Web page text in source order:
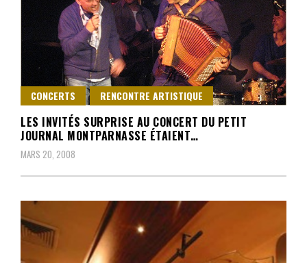
CONCERTS RENCONTRE ARTISTIQUE
LES INVITÉS SURPRISE AU CONCERT DU PETIT
JOURNAL MONTPARNASSE ÉTAIENT…
MARS 20, 2008